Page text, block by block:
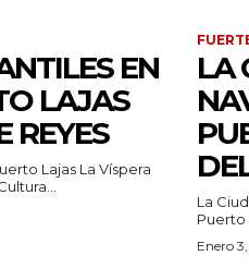
EN
LAJAS
REYES
Lajas La Víspera
LA
La
Puerto
Enero